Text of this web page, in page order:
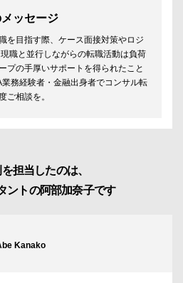
ッセージ
を目指す際、ケース面接対策やロジ
職と並行しながらの転職活動は負荷
プの手厚いサポートを得られたこと
務経験者・金融出身者でコンサル転
ご相談を。
担当したのは、
ントの阿部加奈子です
Kanako